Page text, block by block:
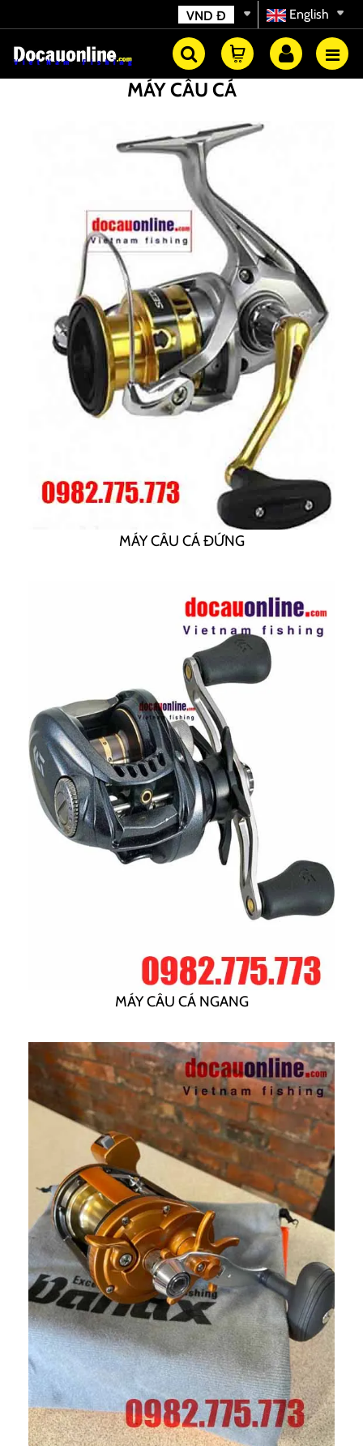
English
VND Đ
MÁY CÂU CÁ
MÁY CÂU CÁ ĐỨNG
MÁY CÂU CÁ NGANG